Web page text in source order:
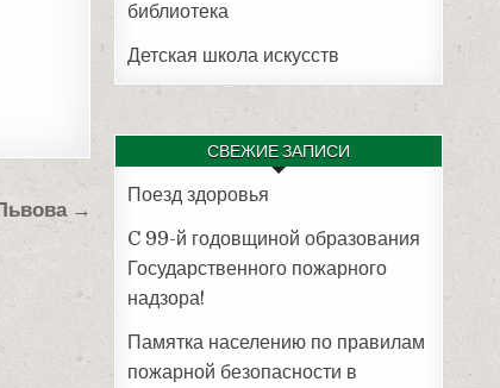
→
библиотека
Детская школа искусств
СВЕЖИЕ ЗАПИСИ
Поезд здоровья
C 99-й годовщиной образования
Государственного пожарного
надзора!
Памятка населению по правилам
пожарной безопасности в